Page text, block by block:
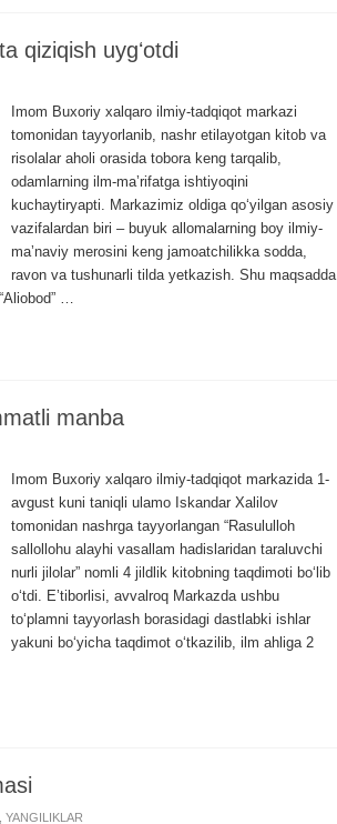
qiziqish uygʻotdi
Imom Buxoriy xalqaro ilmiy-tadqiqot markazi
tomonidan tayyorlanib, nashr etilayotgan kitob va
risolalar aholi orasida tobora keng tarqalib,
odamlarning ilm-maʼrifatga ishtiyoqini
kuchaytiryapti. Markazimiz oldiga qoʻyilgan asosiy
vazifalardan biri – buyuk allomalarning boy ilmiy-
maʼnaviy merosini keng jamoatchilikka sodda,
ravon va tushunarli tilda yetkazish. Shu maqsadda
…
manba
Imom Buxoriy xalqaro ilmiy-tadqiqot markazida 1-
avgust kuni taniqli ulamo Iskandar Xalilov
tomonidan nashrga tayyorlangan “Rasululloh
sallollohu alayhi vasallam hadislaridan taraluvchi
nurli jilolar” nomli 4 jildlik kitobning taqdimoti boʻlib
oʻtdi. Eʼtiborlisi, avvalroq Markazda ushbu
toʻplamni tayyorlash borasidagi dastlabki ishlar
yakuni boʻyicha taqdimot oʻtkazilib, ilm ahliga 2
, YANGILIKLAR